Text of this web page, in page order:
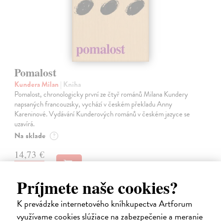
Príjmete naše cookies?
K prevádzke internetového kníhkupectva Artforum
využívame cookies slúžiace na zabezpečenie a meranie
Pomalost
Kundera Milan | Kniha
Pomalost, chronologicky první ze čtyř románů Milana Kundery
napsaných francouzsky, vychází v českém překladu Anny
Kareninové. Vydávání Kunderových románů v českém jazyce se
uzavírá.
Na sklade ?
14,73 €
na sklade